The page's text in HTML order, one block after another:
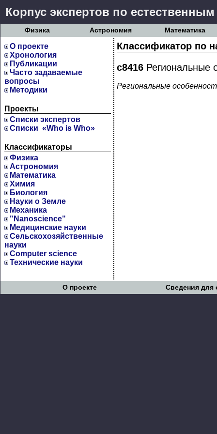
Корпус экспертов по
Физика Астрономия Математика
О проекте
Хронология
Публикации
Часто задаваемые
вопросы
Методики
Проекты
Cписки экспертов
Списки «Who is Who»
Классификаторы
Физика
Астрономия
Математика
Химия
Биология
Науки о Земле
Механика
"Nanoscience"
Медицинские науки
Сельскохозяйственные
науки
Computer science
Технические науки
Классификатор по
c8416 Региональные
Региональные
О проекте Сведения для